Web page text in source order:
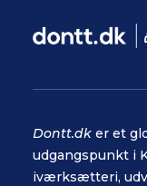
Dontt.dk er et
udgangspunkt i
iværksætteri,